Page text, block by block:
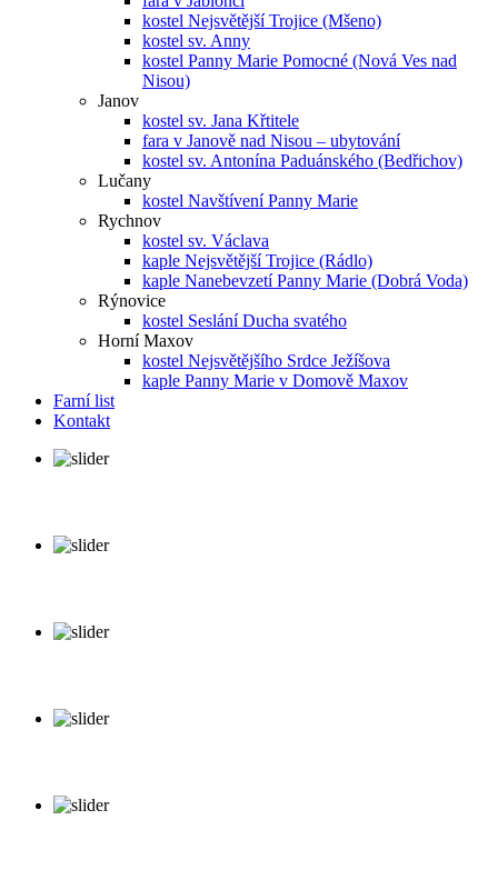
kostel Nejsvětější Trojice (Mšeno)
kostel sv. Anny
kostel Panny Marie Pomocné (Nová Ves nad
Nisou)
Janov
kostel sv. Jana Křtitele
fara v Janově nad Nisou – ubytování
kostel sv. Antonína Paduánského (Bedřichov)
Lučany
kostel Navštívení Panny Marie
Rychnov
kostel sv. Václava
kaple Nejsvětější Trojice (Rádlo)
kaple Nanebevzetí Panny Marie (Dobrá Voda)
Rýnovice
kostel Seslání Ducha svatého
Horní Maxov
kostel Nejsvětějšího Srdce Ježíšova
kaple Panny Marie v Domově Maxov
Farní list
Kontakt